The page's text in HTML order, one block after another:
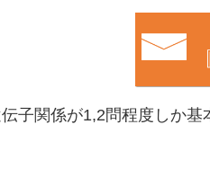
子関係が1,2問程度しか